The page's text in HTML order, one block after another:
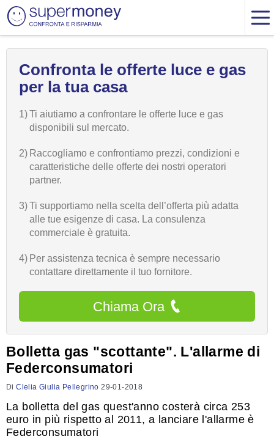
Confronta le offerte luce e gas
per la tua casa
1)Ti aiutiamo a confrontare le offerte luce e gas
disponibili sul mercato.
2) Raccogliamo e confrontiamo prezzi, condizioni e
caratteristiche delle offerte dei nostri operatori
partner.
3)Ti supportiamo nella scelta dell’offerta più adatta
alle tue esigenze di casa. La consulenza
commerciale è gratuita.
4) Per assistenza tecnica è sempre necessario
contattare direttamente il tuo fornitore.
Chiama Ora
Bolletta gas "scottante". L'allarme di
Federconsumatori
DiClelia Giulia Pellegrino 29-01-2018
La bolletta del gas quest'anno costerà circa 253
euro in più rispetto al 2011, a lanciare l'allarme è
Federconsumatori